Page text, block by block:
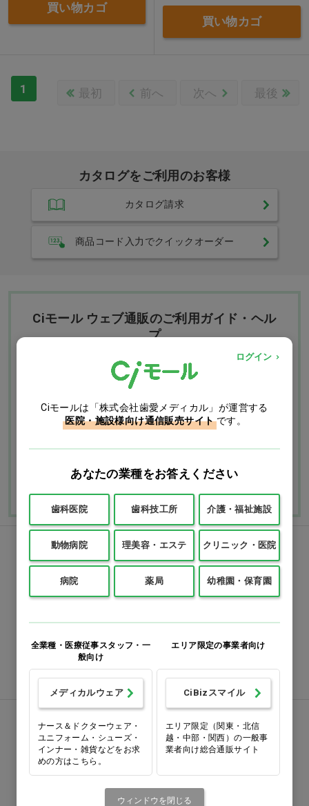
買い物カゴ
買い物カゴ
1 最初 前へ 次へ 最後
カタログをご利用のお客様
カタログ請求
商品コード入力でクイックオーダー
Ciモール ウェブ通販のご利用ガイド・ヘル
プ
お支払いについて 送料について
返品・交換につい
修理・保証につい
よくあるご質問
る
FAXでのご注文
0120-418-167
番号をよくお確かめのうえ、
注文書ダウンロード
お電話でお問い合わせ
0570-058000
固定電話からは市内通話料金でご利用いただけます
ログイン
Ciモールは「株式会社歯愛メディカル」が運営する
医院・施設様向け通信販売サイト です。
あなたの業種をお答えください
歯科医院 歯科技工所 介護・福祉施設
動物病院 理美容・エステ クリニック・医院
病院 薬局 幼稚園・保育園
全業種・医療従事スタッフ・一
般向け
メディカルウェア
ナース＆ドクターウェア・
ユニフォーム・シューズ・
インナー・雑貨などをお求
めの方はこちら。
エリア限定の事業者向け
CiBizスマイル
エリア限定（関東・北信
越・中部・関西）の一般事
業者向け総合通販サイト
ウィンドウを閉じる